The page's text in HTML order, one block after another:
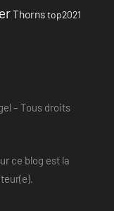
Thornstop2021
– Tous droits
ce blog est la